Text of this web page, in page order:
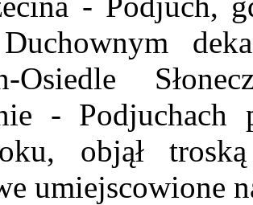
Osiedle
- Podjuchach
objął
umiejscowione